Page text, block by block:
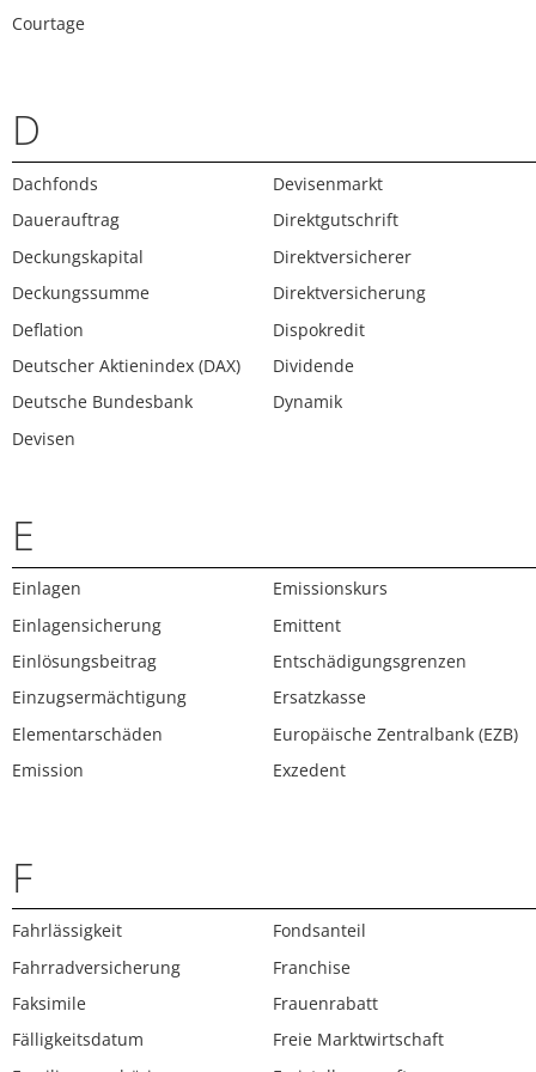
Courtage
D
Dachfonds
Dauerauftrag
Deckungskapital
Deckungssumme
Deflation
Deutscher Aktienindex (DAX)
Deutsche Bundesbank
Devisen
Devisenmarkt
Direktgutschrift
Direktversicherer
Direktversicherung
Dispokredit
Dividende
Dynamik
E
Einlagen
Einlagensicherung
Einlösungsbeitrag
Einzugsermächtigung
Elementarschäden
Emission
Emissionskurs
Emittent
Entschädigungsgrenzen
Ersatzkasse
Europäische Zentralbank (EZB)
Exzedent
F
Fahrlässigkeit
Fahrradversicherung
Faksimile
Fälligkeitsdatum
Fondsanteil
Franchise
Frauenrabatt
Freie Marktwirtschaft